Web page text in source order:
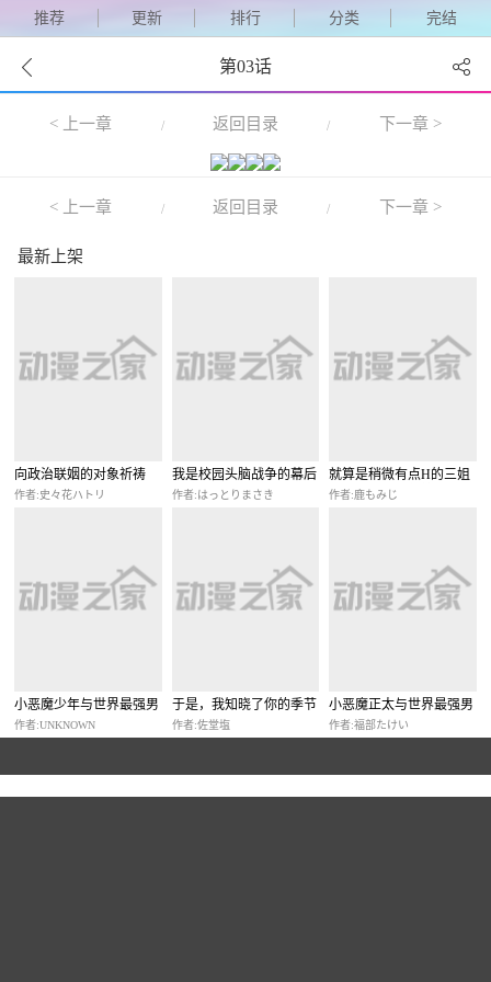
推荐 更新 排行 分类 完结
第03话
< 上一章 / 返回目录 / 下一章 >
< 上一章 / 返回目录 / 下一章 >
最新上架
向政治联姻的对象祈祷
作者:史々花ハトリ
我是校园头脑战争的幕后
导演！~自称路人的我在
作者:はっとりまさき
就算是稍微有点H的三姐
妹，也能成为新娘吗
作者:鹿もみじ
小恶魔少年与世界最强男
装未婚妻
作者:UNKNOWN
于是，我知晓了你的季节
作者:佐堂塩
小恶魔正太与世界最强男
装未婚妻
作者:福部たけい